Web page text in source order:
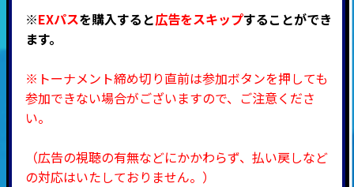
※EXパスを購入すると広告をスキップすることができ
ます。
※トーナメント締め切り直前は参加ボタンを押しても
参加できない場合がございますので、ご注意くださ
い。
（広告の視聴の有無などにかかわらず、払い戻しなど
の対応はいたしておりません。）